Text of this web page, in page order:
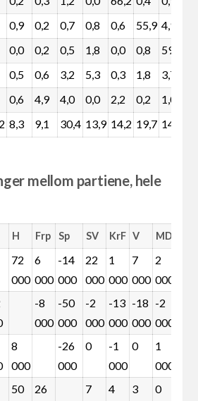
0,9 0,2 0,7 0,8 0,6 55,9 4,9
0,0 0,2 0,5 1,8 0,0 0,8 59,6
0,5 0,6 3,2 5,3 0,3 1,8 3,7
0,6 4,9 4,0 0,0 2,2 0,2 1,0
8,3 9,1 30,4 13,9 14,2 19,7 14,5
mellom partiene, hele
H Frp Sp SV KrF V MDG
72
000
6
000
-14
000
22
000
1
000
7
000
2
000
-8
000
-50
000
-2
000
-13
000
-18
000
-2
000
8
000
-26
000
0
-1
000
0
1
000
50
26
7
4
3
0